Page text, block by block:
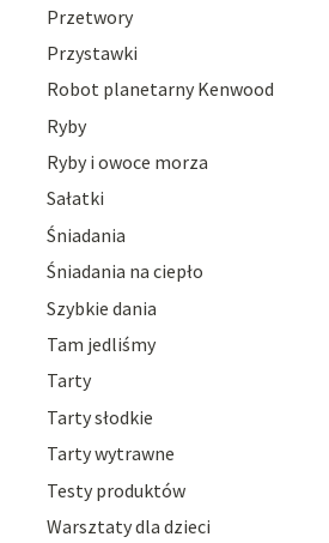
Przetwory
Przystawki
Robot planetarny Kenwood
Ryby
Ryby i owoce morza
Sałatki
Śniadania
Śniadania na ciepło
Szybkie dania
Tam jedliśmy
Tarty
Tarty słodkie
Tarty wytrawne
Testy produktów
Warsztaty dla dzieci